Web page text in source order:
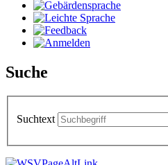
Suche
Suchtext